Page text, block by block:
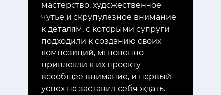
мастерство, художественное
чутье и скрупулёзное внимание
к деталям, с которыми супруги
подходили к созданию своих
композиций, мгновенно
привлекли к их проекту
всеобщее внимание, и первый
успех не заставил себя ждать.